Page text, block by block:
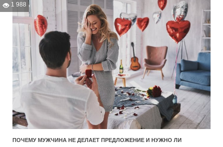
1 988
ПОЧЕМУ МУЖЧИНА НЕ ДЕЛАЕТ ПРЕДЛОЖЕНИЕ И НУЖНО ЛИ